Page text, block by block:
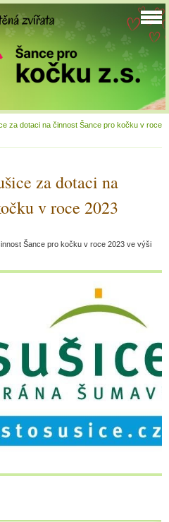
za dotaci na činnost Šance pro kočku v roce
za dotaci na
v roce 2023
Šance pro kočku v roce 2023 ve výši